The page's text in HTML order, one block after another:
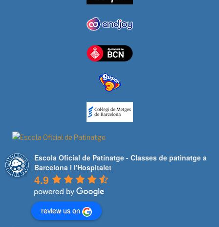
Escola Oficial de Patinatge - Classes de patinatge a
Barcelona i l'Hospitalet
4.9
review us on